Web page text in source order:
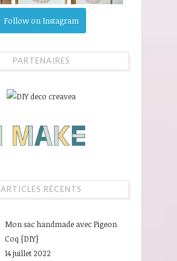
Follow on Instagram
PARTENAIRES
ARTICLES RÉCENTS
Mon sac handmade avec Pigeon
Coq {DIY}
14 juillet 2022